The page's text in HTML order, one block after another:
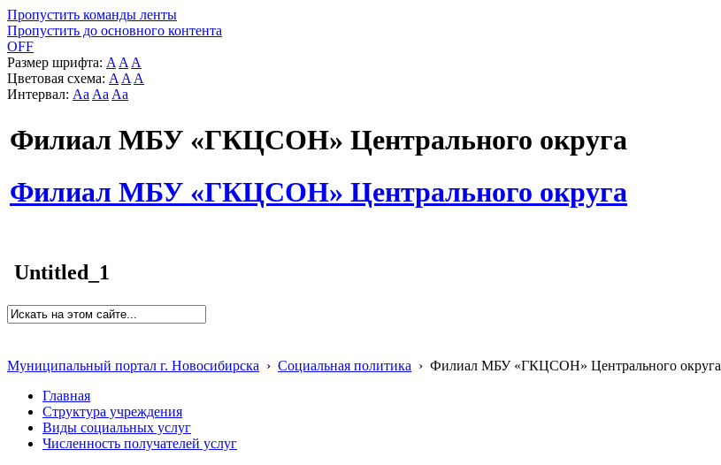
Пропустить команды ленты
Пропустить до основного контента
OFF
Размер шрифта: A A A
Цветовая схема: A A A
Интервал: Aa Aa Aa
Филиал МБУ «ГКЦСОН» Центрального округа
Филиал МБУ «ГКЦСОН» Центрального округа
Untitled_1
Муниципальный портал г. Новосибирска › Социальная политика › Филиал МБУ «ГКЦСОН» Центрального округа
Главная
Структура учреждения
Виды социальных услуг
Численность получателей услуг